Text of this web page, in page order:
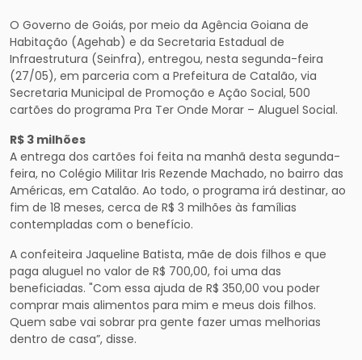
O Governo de Goiás, por meio da Agência Goiana de
Habitação (Agehab) e da Secretaria Estadual de
Infraestrutura (Seinfra), entregou, nesta segunda-feira
(27/05), em parceria com a Prefeitura de Catalão, via
Secretaria Municipal de Promoção e Ação Social, 500
cartões do programa Pra Ter Onde Morar – Aluguel Social.
R$ 3 milhões
A entrega dos cartões foi feita na manhã desta segunda-
feira, no Colégio Militar Iris Rezende Machado, no bairro das
Américas, em Catalão. Ao todo, o programa irá destinar, ao
fim de 18 meses, cerca de R$ 3 milhões às famílias
contempladas com o benefício.
A confeiteira Jaqueline Batista, mãe de dois filhos e que
paga aluguel no valor de R$ 700,00, foi uma das
beneficiadas. "Com essa ajuda de R$ 350,00 vou poder
comprar mais alimentos para mim e meus dois filhos.
Quem sabe vai sobrar pra gente fazer umas melhorias
dentro de casa”, disse.